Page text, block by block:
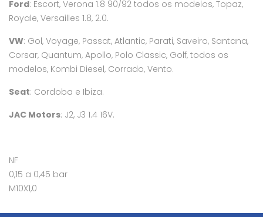
Ford: Escort, Verona 1.8 90/92 todos os modelos, Topaz,
Royale, Versailles 1.8, 2.0.
VW: Gol, Voyage, Passat, Atlantic, Parati, Saveiro, Santana,
Corsar, Quantum, Apollo, Polo Classic, Golf, todos os
modelos, Kombi Diesel, Corrado, Vento.
Seat: Cordoba e Ibiza.
JAC Motors: J2, J3 1.4 16V.
NF
0,15 a 0,45 bar
M10X1,0